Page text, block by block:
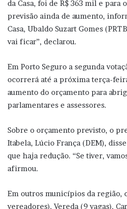
da Casa, foi de R$ 363 mil e para
previsão ainda de aumento,
Casa, Ubaldo Suzart Gomes
vai ficar”, declarou.
Em Porto Seguro a segunda
ocorrerá até a próxima terça-
aumento do orçamento para
parlamentares e assessores.
Sobre o orçamento previsto, o
Itabela, Lúcio França (DEM),
que haja redução. “Se tiver,
afirmou.
Em outros municípios da região,
vereadores), Vereda (9 vagas),